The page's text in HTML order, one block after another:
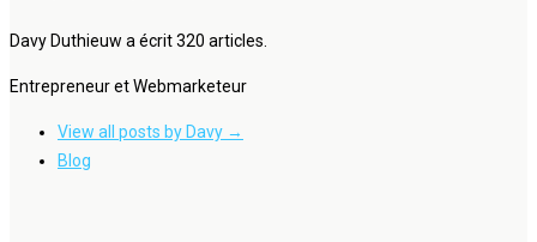
Davy Duthieuw a écrit 320 articles.
Entrepreneur et Webmarketeur
View all posts by Davy →
Blog